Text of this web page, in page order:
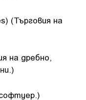
(Търговия на
на дребно,